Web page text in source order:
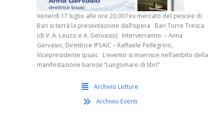
Venerdì 17 luglio alle ore 20.00 l’ex mercato del pescee di
Bari si terrà la presentazione dell’opera Bari Torre Tresca
(di V. A. Leuzzi e A. Gervasio) Interverranno: – Anna
Gervasio, Direttrice IPSAIC – Raffaele Pellegrino,
Vicepresidente Ipsaic L’evento si inserisce nell’ambito della
manifestazione barese “Lungomare di libri”
Archivio Letture
Archivio Eventi